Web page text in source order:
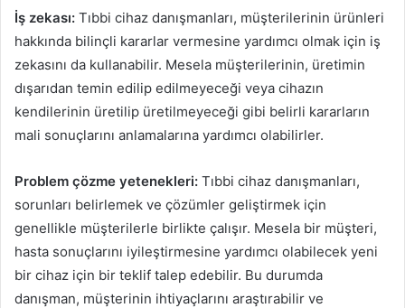
İş zekası: Tıbbi cihaz danışmanları, müşterilerinin ürünleri
hakkında bilinçli kararlar vermesine yardımcı olmak için iş
zekasını da kullanabilir. Mesela müşterilerinin, üretimin
dışarıdan temin edilip edilmeyeceği veya cihazın
kendilerinin üretilip üretilmeyeceği gibi belirli kararların
mali sonuçlarını anlamalarına yardımcı olabilirler.
Problem çözme yetenekleri: Tıbbi cihaz danışmanları,
sorunları belirlemek ve çözümler geliştirmek için
genellikle müşterilerle birlikte çalışır. Mesela bir müşteri,
hasta sonuçlarını iyileştirmesine yardımcı olabilecek yeni
bir cihaz için bir teklif talep edebilir. Bu durumda
danışman, müşterinin ihtiyaçlarını araştırabilir ve